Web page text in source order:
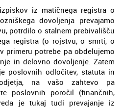
iz matičnega registra o
dovoljenja prevajamo
potrdilo o stalnem prebivališču
registra (o rojstvu, o smrti, o
primeru potrebe pa obdelujemo
in delovno dovoljenje. Zatem
poslovnih odločitev, statuta in
na vašo zahtevo pa
poslovnih poročil (finančnih,
je tukaj tudi prevajanje iz